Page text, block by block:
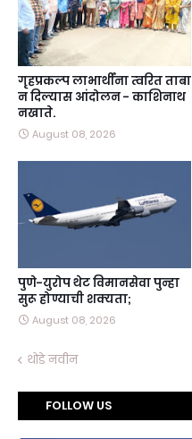
गृहप्रकल्प लाभार्थींना त्वरित ताबा
न दिल्यास आंदोलन - काशिनाथ
नखाते.
August 08, 2026
पुणे-युरोप थेट विमानसेवा पुन्हा
सुरू होण्याची शक्यता;
August 08, 2026
थोडे नवीन
FOLLOW US